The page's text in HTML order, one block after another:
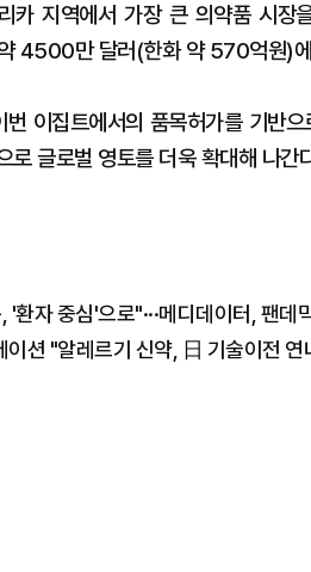
카 지역에서 가장 큰 의약품 시
4500만 달러(한화 약 570억원)
이집트에서의 품목허가를 기반
로 글로벌 영토를 더욱 확대해 나간
'환자 중심'으로"···메디데이터, 팬데
이션 "알레르기 신약, 日 기술이전 연